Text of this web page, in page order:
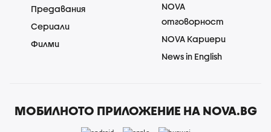
Предавания
Сериали
Филми
NOVA
отговорност
NOVA Кариери
News in English
МОБИЛНОТО ПРИЛОЖЕНИЕ НА NOVA.BG